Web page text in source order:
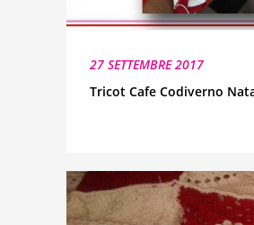
27 SETTEMBRE 2017
Tricot Cafe Codiverno